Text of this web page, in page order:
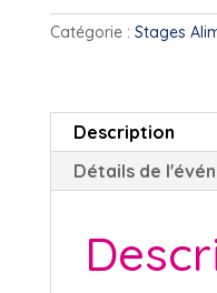
Catégorie : Stages
Description
Détails de